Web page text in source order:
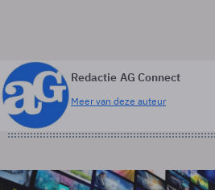
Redactie AG Connect
Meer van deze auteur